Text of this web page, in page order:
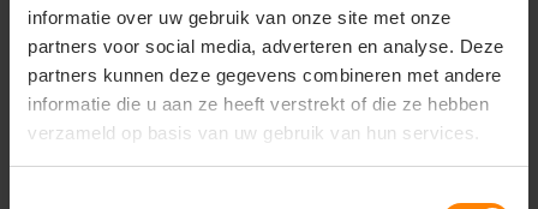
informatie over uw gebruik van onze site met onze
partners voor social media, adverteren en analyse. Deze
partners kunnen deze gegevens combineren met andere
informatie die u aan ze heeft verstrekt of die ze hebben
verzameld op basis van uw gebruik van hun services.
Dit vind je misschien ook leuk
Items van productcarrousel